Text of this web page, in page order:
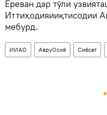
Ереван дар тӯли
Иттиҳодияииқтисодии
мебурд.
ИИАО АвруОсиё Сиёсат